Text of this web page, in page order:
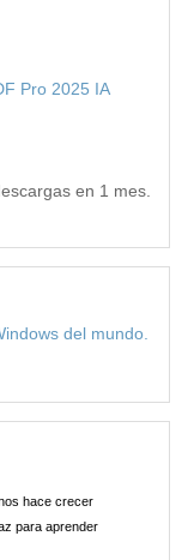
Pro 2025 IA
en 1 mes.
del mundo.
hace crecer
para aprender